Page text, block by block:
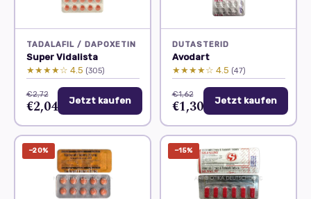
TADALAFIL / DAPOXETIN
Super Vidalista
★★★★☆ 4.5 (305)
€2,72
€2,04 Jetzt kaufen
DUTASTERID
Avodart
★★★★☆ 4.5 (47)
€1,62
€1,30 Jetzt kaufen
−20% −15%